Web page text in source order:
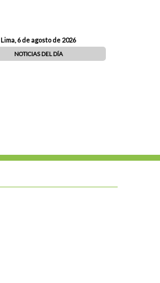
Lima, 6 de agosto de 2026
NOTICIAS DEL DÍA